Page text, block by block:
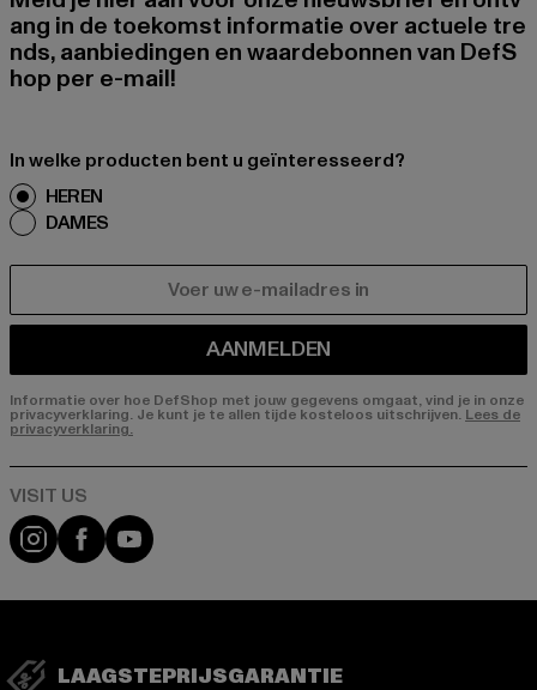
ang in de toekomst informatie over actuele tre
nds, aanbiedingen en waardebonnen van DefS
hop per e-mail!
In welke producten bent u geïnteresseerd?
HEREN
DAMES
AANMELDEN
Informatie over hoe DefShop met jouw gegevens omgaat, vind je in onze
privacyverklaring. Je kunt je te allen tijde kosteloos uitschrijven. Lees de
privacyverklaring.
Visit our Instagram page:
Visit our Facebook page:
Visit our YouTube channel:
LAAGSTEPRIJSGARANTIE